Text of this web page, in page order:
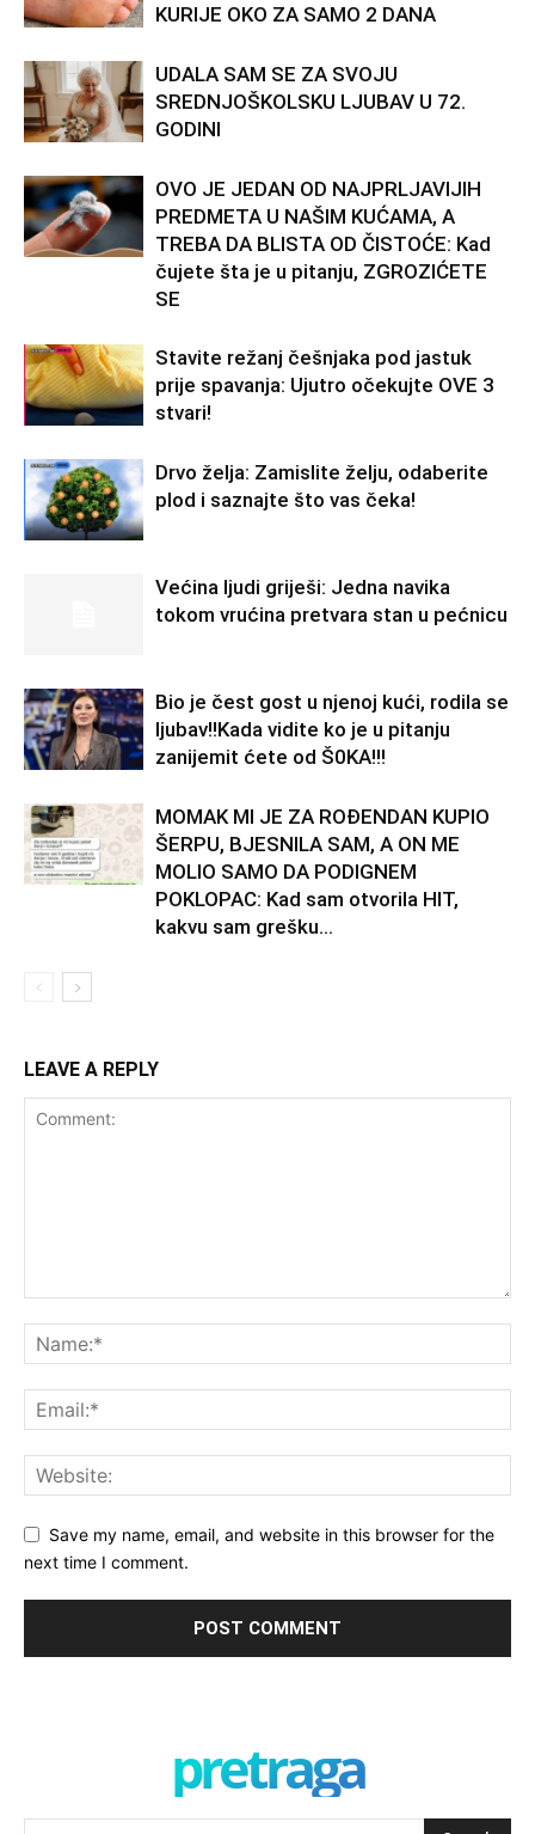
KURIJE OKO ZA SAMO 2 DANA
UDALA SAM SE ZA SVOJU
SREDNJOŠKOLSKU LJUBAV U 72.
GODINI
OVO JE JEDAN OD NAJPRLJAVIJIH
PREDMETA U NAŠIM KUĆAMA, A
TREBA DA BLISTA OD ČISTOĆE: Kad
čujete šta je u pitanju, ZGROZIĆETE
SE
Stavite režanj češnjaka pod jastuk
prije spavanja: Ujutro očekujte OVE 3
stvari!
Drvo želja: Zamislite želju, odaberite
plod i saznajte što vas čeka!
Većina ljudi griješi: Jedna navika
tokom vrućina pretvara stan u pećnicu
Bio je čest gost u njenoj kući, rodila se
ljubav!!Kada vidite ko je u pitanju
zanijemit ćete od Š0KA!!!
MOMAK MI JE ZA ROĐENDAN KUPIO
ŠERPU, BJESNILA SAM, A ON ME
MOLIO SAMO DA PODIGNEM
POKLOPAC: Kad sam otvorila HIT,
kakvu sam grešku...
LEAVE A REPLY
Save my name, email, and website in this browser for the
next time I comment.
pretraga